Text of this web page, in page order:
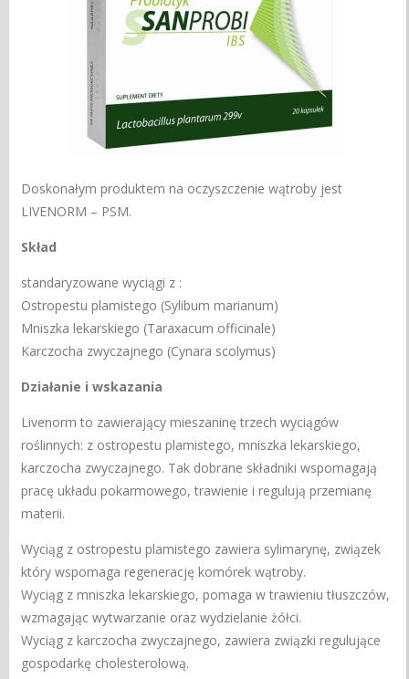
Doskonałym produktem na oczyszczenie wątroby jest
LIVENORM – PSM.
Skład
standaryzowane wyciągi z :
Ostropestu plamistego (Sylibum marianum)
Mniszka lekarskiego (Taraxacum officinale)
Karczocha zwyczajnego (Cynara scolymus)
Działanie i wskazania
Livenorm to zawierający mieszaninę trzech wyciągów
roślinnych: z ostropestu plamistego, mniszka lekarskiego,
karczocha zwyczajnego. Tak dobrane składniki wspomagają
pracę układu pokarmowego, trawienie i regulują przemianę
materii.
Wyciąg z ostropestu plamistego zawiera sylimarynę, związek
który wspomaga regenerację komórek wątroby.
Wyciąg z mniszka lekarskiego, pomaga w trawieniu tłuszczów,
wzmagając wytwarzanie oraz wydzielanie żółci.
Wyciąg z karczocha zwyczajnego, zawiera związki regulujące
gospodarkę cholesterolową.